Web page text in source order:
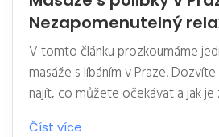
Nezapomenutelný
V tomto článku prozkoumáme
masáže s líbáním v Praze.
najít, co můžete očekávat a jak
plánu, abyste dosáhli maximálního
Číst více